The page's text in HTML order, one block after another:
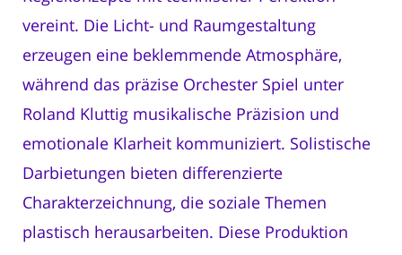
vereint. Die Licht- und Raumgestaltung
erzeugen eine beklemmende Atmosphäre,
während das präzise Orchester Spiel unter
Roland Kluttig musikalische Präzision und
emotionale Klarheit kommuniziert. Solistische
Darbietungen bieten differenzierte
Charakterzeichnung, die soziale Themen
plastisch herausarbeiten. Diese Produktion